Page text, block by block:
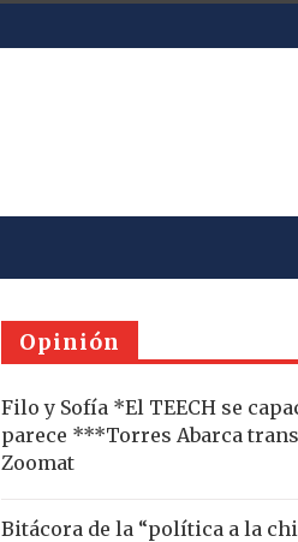
Opinión
Filo y Sofía *El TEECH se
parece ***Torres Abarca
Zoomat
Bitácora de la “política a la